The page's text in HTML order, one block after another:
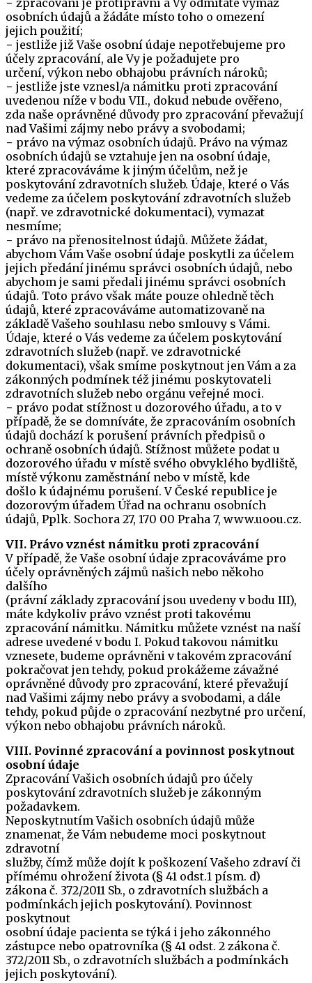
− zpracování je protiprávní a Vy odmítáte výmaz
osobních údajů a žádáte místo toho o omezení
jejich použití;
− jestliže již Vaše osobní údaje nepotřebujeme pro
účely zpracování, ale Vy je požadujete pro
určení, výkon nebo obhajobu právních nároků;
− jestliže jste vznesl/a námitku proti zpracování
uvedenou níže v bodu VII., dokud nebude ověřeno,
zda naše oprávněné důvody pro zpracování převažují
nad Vašimi zájmy nebo právy a svobodami;
− právo na výmaz osobních údajů. Právo na výmaz
osobních údajů se vztahuje jen na osobní údaje,
které zpracováváme k jiným účelům, než je
poskytování zdravotních služeb. Údaje, které o Vás
vedeme za účelem poskytování zdravotních služeb
(např. ve zdravotnické dokumentaci), vymazat
nesmíme;
− právo na přenositelnost údajů. Můžete žádat,
abychom Vám Vaše osobní údaje poskytli za účelem
jejich předání jinému správci osobních údajů, nebo
abychom je sami předali jinému správci osobních
údajů. Toto právo však máte pouze ohledně těch
údajů, které zpracováváme automatizovaně na
základě Vašeho souhlasu nebo smlouvy s Vámi.
Údaje, které o Vás vedeme za účelem poskytování
zdravotních služeb (např. ve zdravotnické
dokumentaci), však smíme poskytnout jen Vám a za
zákonných podmínek též jinému poskytovateli
zdravotních služeb nebo orgánu veřejné moci.
− právo podat stížnost u dozorového úřadu, a to v
případě, že se domníváte, že zpracováním osobních
údajů dochází k porušení právních předpisů o
ochraně osobních údajů. Stížnost můžete podat u
dozorového úřadu v místě svého obvyklého bydliště,
místě výkonu zaměstnání nebo v místě, kde
došlo k údajnému porušení. V České republice je
dozorovým úřadem Úřad na ochranu osobních
údajů, Pplk. Sochora 27, 170 00 Praha 7, www.uoou.cz.
VII. Právo vznést námitku proti zpracování
V případě, že Vaše osobní údaje zpracováváme pro
účely oprávněných zájmů našich nebo někoho
dalšího
(právní základy zpracování jsou uvedeny v bodu III),
máte kdykoliv právo vznést proti takovému
zpracování námitku. Námitku můžete vznést na naší
adrese uvedené v bodu I. Pokud takovou námitku
vznesete, budeme oprávněni v takovém zpracování
pokračovat jen tehdy, pokud prokážeme závažné
oprávněné důvody pro zpracování, které převažují
nad Vašimi zájmy nebo právy a svobodami, a dále
tehdy, pokud půjde o zpracování nezbytné pro určení,
výkon nebo obhajobu právních nároků.
VIII. Povinné zpracování a povinnost poskytnout
osobní údaje
Zpracování Vašich osobních údajů pro účely
poskytování zdravotních služeb je zákonným
požadavkem.
Neposkytnutím Vašich osobních údajů může
znamenat, že Vám nebudeme moci poskytnout
zdravotní
služby, čímž může dojít k poškození Vašeho zdraví či
přímému ohrožení života (§ 41 odst.1 písm. d)
zákona č. 372/2011 Sb., o zdravotních službách a
podmínkách jejich poskytování). Povinnost
poskytnout
osobní údaje pacienta se týká i jeho zákonného
zástupce nebo opatrovníka (§ 41 odst. 2 zákona č.
372/2011 Sb., o zdravotních službách a podmínkách
jejich poskytování).